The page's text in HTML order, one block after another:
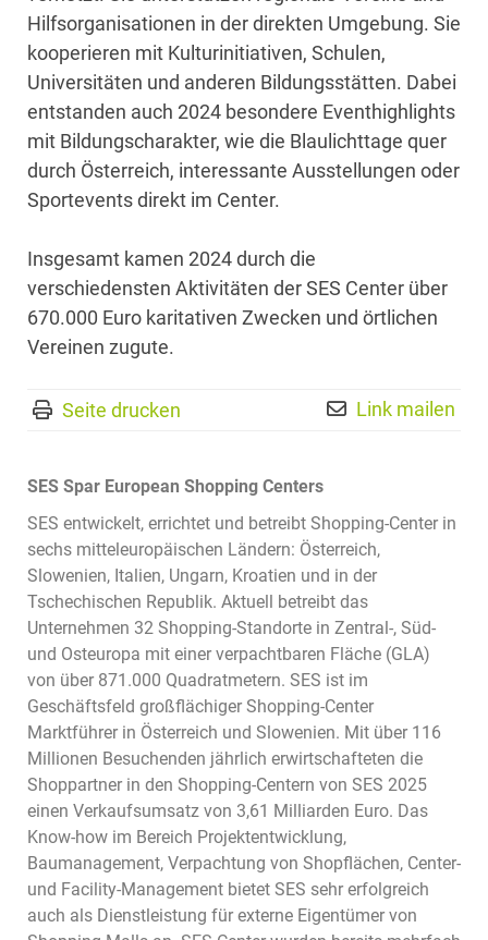
Hilfsorganisationen in der direkten Umgebung. Sie
kooperieren mit Kulturinitiativen, Schulen,
Universitäten und anderen Bildungsstätten. Dabei
entstanden auch 2024 besondere Eventhighlights
mit Bildungscharakter, wie die Blaulichttage quer
durch Österreich, interessante Ausstellungen oder
Sportevents direkt im Center.
Insgesamt kamen 2024 durch die
verschiedensten Aktivitäten der SES Center über
670.000 Euro karitativen Zwecken und örtlichen
Vereinen zugute.
Seite drucken Link mailen
SES Spar European Shopping Centers
SES entwickelt, errichtet und betreibt Shopping-Center in
sechs mitteleuropäischen Ländern: Österreich,
Slowenien, Italien, Ungarn, Kroatien und in der
Tschechischen Republik. Aktuell betreibt das
Unternehmen 32 Shopping-Standorte in Zentral-, Süd-
und Osteuropa mit einer verpachtbaren Fläche (GLA)
von über 871.000 Quadratmetern. SES ist im
Geschäftsfeld großflächiger Shopping-Center
Marktführer in Österreich und Slowenien. Mit über 116
Millionen Besuchenden jährlich erwirtschafteten die
Shoppartner in den Shopping-Centern von SES 2025
einen Verkaufsumsatz von 3,61 Milliarden Euro. Das
Know-how im Bereich Projektentwicklung,
Baumanagement, Verpachtung von Shopflächen, Center-
und Facility-Management bietet SES sehr erfolgreich
auch als Dienstleistung für externe Eigentümer von